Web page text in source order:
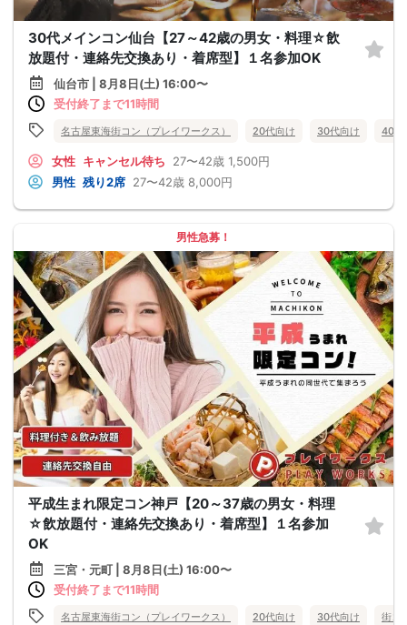
30代メインコン仙台【27～42歳の男女・料理☆飲
放題付・連絡先交換あり・着席型】１名参加OK
仙台市 | 8月8日(土) 16:00〜
受付終了まで11時間
名古屋東海街コン（プレイワークス） 20代向け 30代向け 40代
女性 キャンセル待ち 27〜42歳 1,500円
男性 残り2席 27〜42歳 8,000円
男性急募！
平成生まれ限定コン神戸【20～37歳の男女・料理
☆飲放題付・連絡先交換あり・着席型】１名参加
OK
三宮・元町 | 8月8日(土) 16:00〜
受付終了まで11時間
名古屋東海街コン（プレイワークス） 20代向け 30代向け 街コ